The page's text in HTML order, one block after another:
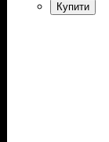
Купити